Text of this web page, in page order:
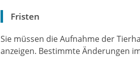
Fristen
Sie müssen die Aufnahme der
anzeigen. Bestimmte Änderungen